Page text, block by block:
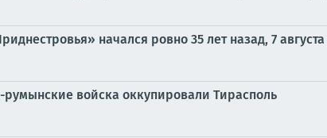
начался ровно 35 лет назад, 7 августа
румынские войска оккупировали Тирасполь